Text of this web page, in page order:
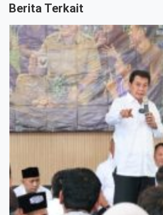
Berita Terkait